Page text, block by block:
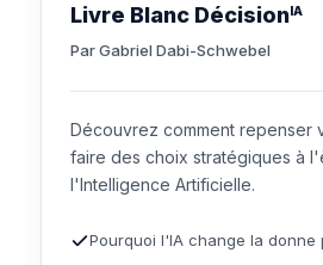
Livre Blanc Décision IA
Par Gabriel Dabi-Schwebel
Découvrez comment repenser
faire des choix stratégiques à
l'Intelligence Artificielle.
Pourquoi l'IA change la donne